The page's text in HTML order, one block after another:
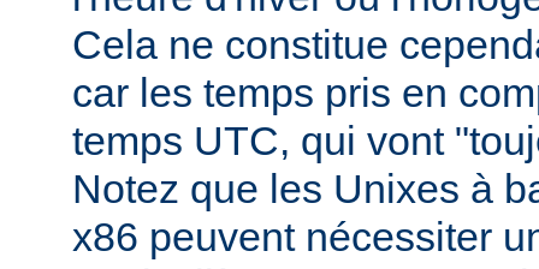
Cela ne constitue
car les temps pris en
temps UTC, qui vont
Notez que les Unixes à
x86 peuvent nécessiter